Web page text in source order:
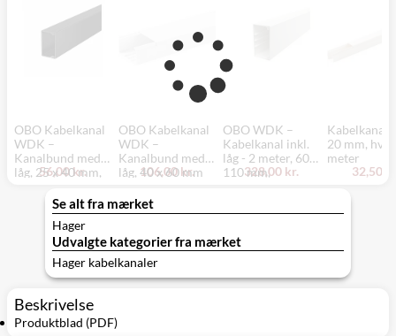
OBO Kabelkanal
WDK –
Kanalbund med
låg, 25 x 40 mm,
56,00 kr.
OBO Kabelkanal
WDK –
Kanalbund med
låg, 40 x 60 mm
renhvid - 2 meter
106,00 kr.
OBO WDK –
Kabelkanal inkl.
låg - 2 meter, 60 x
110 mm,
328,00 kr.
Kabelkanal
20 mm,
meter
32,50
Se alt fra mærket
Hager
Udvalgte kategorier fra mærket
Hager kabelkanaler
Beskrivelse
Produktblad (PDF)